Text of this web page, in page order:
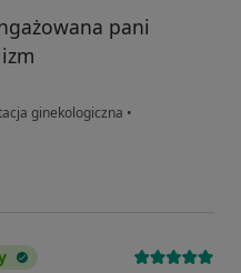
pani
ginekologiczna •